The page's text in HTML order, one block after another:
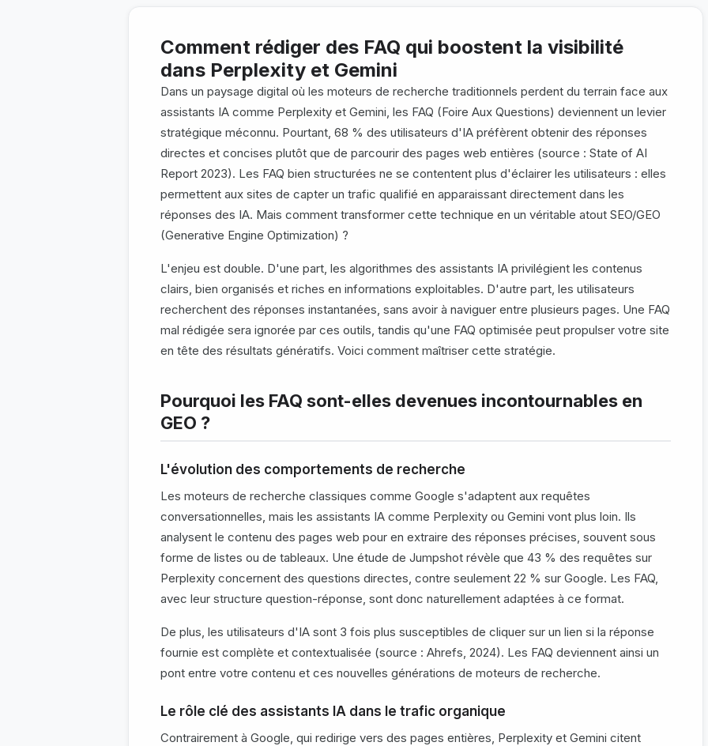
Comment rédiger des FAQ qui boostent la visibilité
dans Perplexity et Gemini
Dans un paysage digital où les moteurs de recherche traditionnels perdent du terrain face aux
assistants IA comme Perplexity et Gemini, les FAQ (Foire Aux Questions) deviennent un levier
stratégique méconnu. Pourtant, 68 % des utilisateurs d'IA préfèrent obtenir des réponses
directes et concises plutôt que de parcourir des pages web entières (source : State of AI
Report 2023). Les FAQ bien structurées ne se contentent plus d'éclairer les utilisateurs : elles
permettent aux sites de capter un trafic qualifié en apparaissant directement dans les
réponses des IA. Mais comment transformer cette technique en un véritable atout SEO/GEO
(Generative Engine Optimization) ?
L'enjeu est double. D'une part, les algorithmes des assistants IA privilégient les contenus
clairs, bien organisés et riches en informations exploitables. D'autre part, les utilisateurs
recherchent des réponses instantanées, sans avoir à naviguer entre plusieurs pages. Une FAQ
mal rédigée sera ignorée par ces outils, tandis qu'une FAQ optimisée peut propulser votre site
en tête des résultats génératifs. Voici comment maîtriser cette stratégie.
Pourquoi les FAQ sont-elles devenues incontournables en
GEO ?
L'évolution des comportements de recherche
Les moteurs de recherche classiques comme Google s'adaptent aux requêtes
conversationnelles, mais les assistants IA comme Perplexity ou Gemini vont plus loin. Ils
analysent le contenu des pages web pour en extraire des réponses précises, souvent sous
forme de listes ou de tableaux. Une étude de Jumpshot révèle que 43 % des requêtes sur
Perplexity concernent des questions directes, contre seulement 22 % sur Google. Les FAQ,
avec leur structure question-réponse, sont donc naturellement adaptées à ce format.
De plus, les utilisateurs d'IA sont 3 fois plus susceptibles de cliquer sur un lien si la réponse
fournie est complète et contextualisée (source : Ahrefs, 2024). Les FAQ deviennent ainsi un
pont entre votre contenu et ces nouvelles générations de moteurs de recherche.
Le rôle clé des assistants IA dans le trafic organique
Contrairement à Google, qui redirige vers des pages entières, Perplexity et Gemini citent